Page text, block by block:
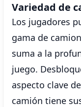
Variedad de
Los jugadores
gama de
suma a la
juego.
aspecto clave
camión tiene